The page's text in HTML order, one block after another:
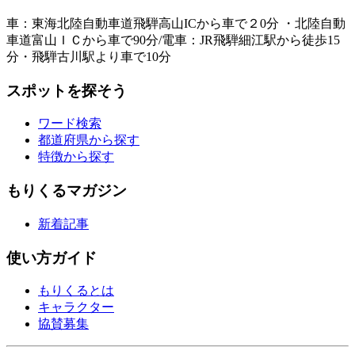
車：東海北陸自動車道飛騨高山ICから車で２0分 ・北陸自動
車道富山ＩＣから車で90分/電車：JR飛騨細江駅から徒歩15
分・飛騨古川駅より車で10分
スポットを探そう
ワード検索
都道府県から探す
特徴から探す
もりくるマガジン
新着記事
使い方ガイド
もりくるとは
キャラクター
協賛募集